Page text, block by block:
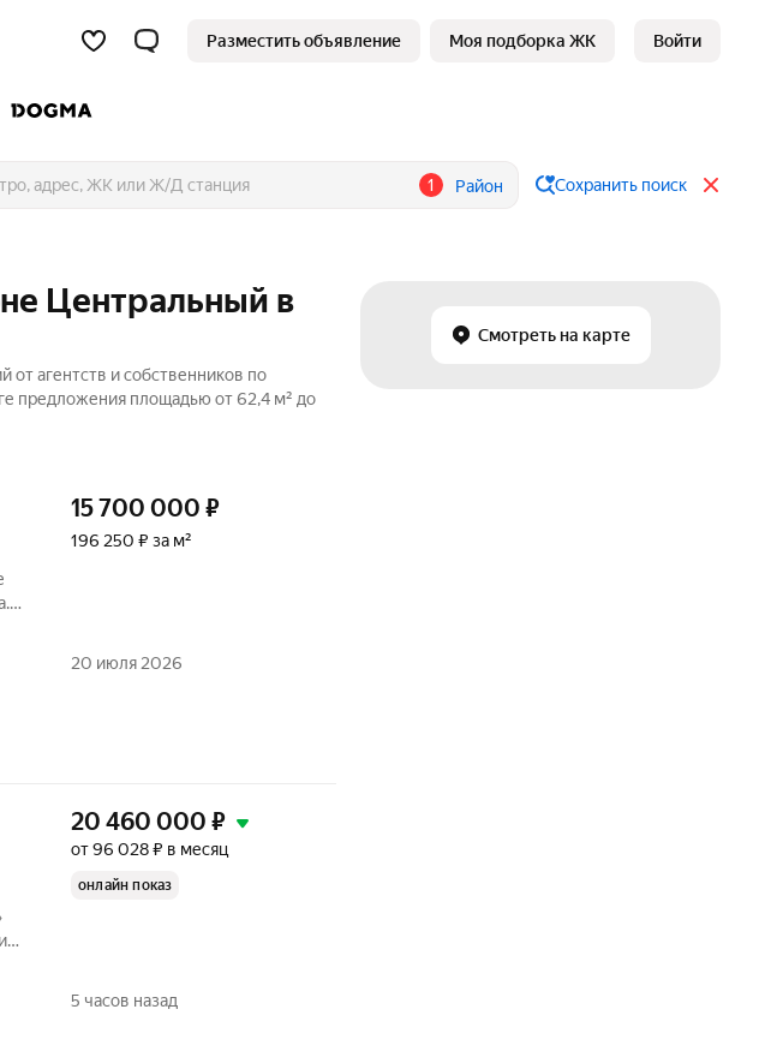
Разместить объявление Моя подборка ЖК Войти
1 Район Сохранить поиск
Смотреть на карте
Центральный в
агентств и собственников по
предложения площадью от 62,4 м² до
15 700 000 ₽
196 250 ₽ за м²
20 июля 2026
20 460 000 ₽
от 96 028 ₽ в месяц
онлайн показ
5 часов назад